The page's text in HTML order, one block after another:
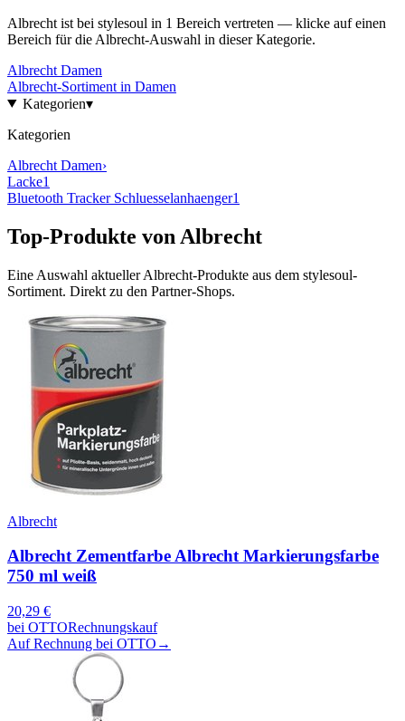
Albrecht ist bei stylesoul in 1 Bereich vertreten — klicke auf einen
Bereich für die Albrecht-Auswahl in dieser Kategorie.
Albrecht Damen
Albrecht-Sortiment in Damen
Kategorien▾
Kategorien
Albrecht Damen›
Lacke1
Bluetooth Tracker Schluesselanhaenger1
Top-Produkte von Albrecht
Eine Auswahl aktuellerAlbrecht-Produkte aus dem stylesoul-
Sortiment. Direkt zu den Partner-Shops.
Albrecht
Albrecht Zementfarbe Albrecht Markierungsfarbe
750 ml weiß
20,29 €
bei OTTORechnungskauf
Auf Rechnung bei OTTO →